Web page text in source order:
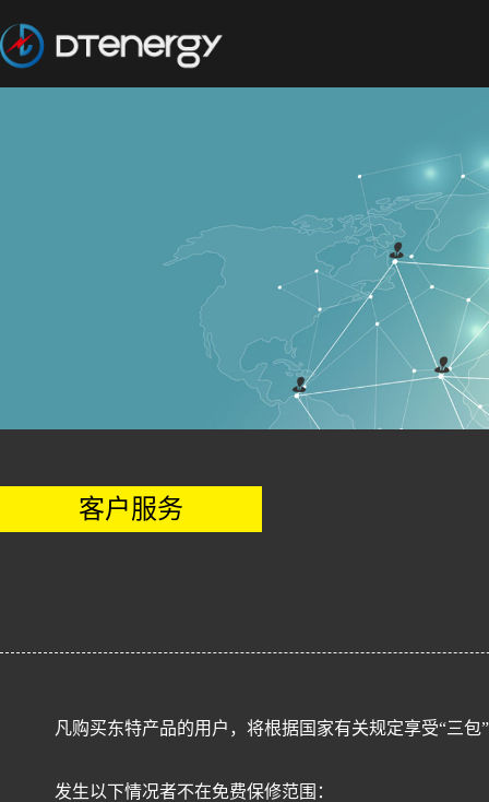
客户服务
凡购买东特产品的用户，将根据国家有关规定享受“三
发生以下情况者不在免费保修范围：